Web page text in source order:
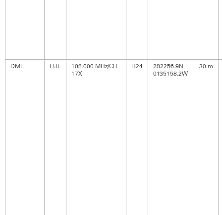
DME FUE
108.000 MHz/CH
17X
H24
282256.9N
0135158.2W
30 m